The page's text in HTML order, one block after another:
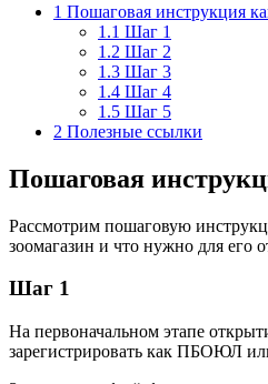
1 Пошаговая инструкция
1.1 Шаг 1
1.2 Шаг 2
1.3 Шаг 3
1.4 Шаг 4
1.5 Шаг 5
2 Полезные ссылки
Пошаговая
Рассмотрим пошаговую
зоомагазин и что нужно для его
Шаг 1
На первоначальном этапе
зарегистрировать как ПБОЮЛ